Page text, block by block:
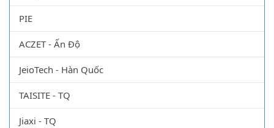
PIE
ACZET - Ấn Độ
JeioTech - Hàn Quốc
TAISITE - TQ
Jiaxi - TQ